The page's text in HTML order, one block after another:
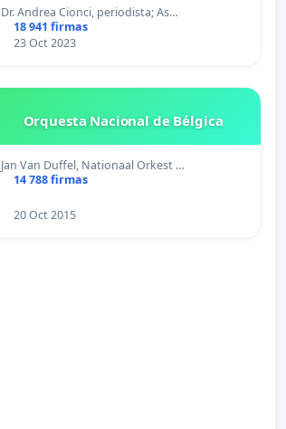
Dr. Andrea Cionci, periodista; As…
18 941 firmas
23 Oct 2023
Orquesta Nacional de Bélgica
Jan Van Duffel, Nationaal Orkest …
14 788 firmas
20 Oct 2015